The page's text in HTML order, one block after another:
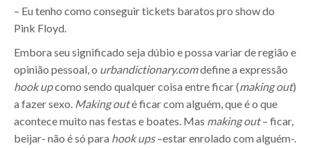
– Eu tenho como conseguir tickets baratos pro show do
Pink Floyd.
Embora seu significado seja dúbio e possa variar de região e
opinião pessoal, o urbandictionary.comdefine a expressão
hook upcomo sendo qualquer coisa entre ficar (making out)
a fazer sexo. Making outé ficar com alguém, que é o que
acontece muito nas festas e boates. Mas making out– ficar,
beijar- não é só para hook ups–estar enrolado com alguém-.